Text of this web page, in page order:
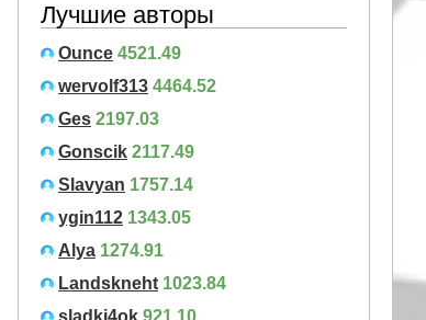
Лучшие авторы
Ounce 4521.49
wervolf313 4464.52
Ges 2197.03
Gonscik 2117.49
Slavyan 1757.14
ygin112 1343.05
Alya 1274.91
Landskneht 1023.84
sladki4ok 921.10